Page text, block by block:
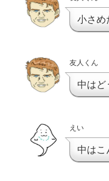
小さめ
友人くん
中はど
えい
中はこ